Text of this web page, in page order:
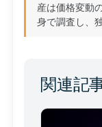
産は価格変動
身で調査し、
関連記